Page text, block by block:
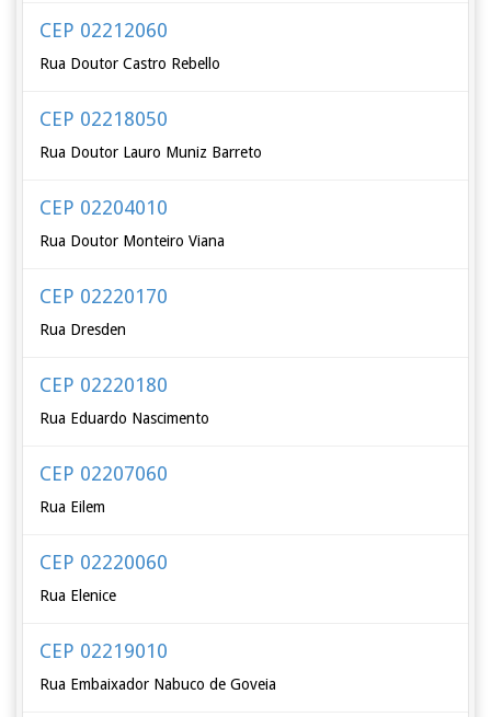
CEP 02212060
Rua Doutor Castro Rebello
CEP 02218050
Rua Doutor Lauro Muniz Barreto
CEP 02204010
Rua Doutor Monteiro Viana
CEP 02220170
Rua Dresden
CEP 02220180
Rua Eduardo Nascimento
CEP 02207060
Rua Eilem
CEP 02220060
Rua Elenice
CEP 02219010
Rua Embaixador Nabuco de Goveia